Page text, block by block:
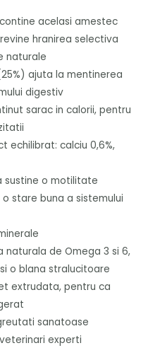
acelasi amestec
hranirea selectiva
naturale
ajuta la mentinerea
digestiv
sarac in calorii, pentru
echilibrat: calciu 0,6%,
sustine o motilitate
stare buna a sistemului
naturala de Omega 3 si 6,
o blana stralucitoare
extrudata, pentru ca
sanatoase
experti